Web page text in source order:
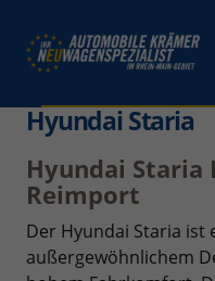
Hyundai Staria
Hyundai Staria
Reimport
Der Hyundai Staria
außergewöhnlichem